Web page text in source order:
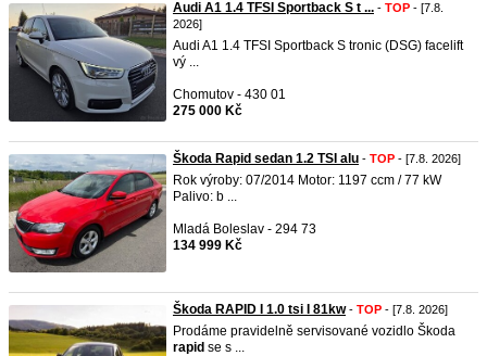
Audi A1 1.4 TFSI Sportback S t ... - TOP - [7.8.
2026]
Audi A1 1.4 TFSI Sportback S tronic (DSG) facelift
vý ...
Chomutov - 430 01
275 000 Kč
Škoda Rapid sedan 1.2 TSI alu - TOP - [7.8. 2026]
Rok výroby: 07/2014 Motor: 1197 ccm / 77 kW
Palivo: b ...
Mladá Boleslav - 294 73
134 999 Kč
Škoda RAPID I 1.0 tsi I 81kw- TOP - [7.8. 2026]
Prodáme pravidelně servisované vozidlo Škoda
rapid se s ...